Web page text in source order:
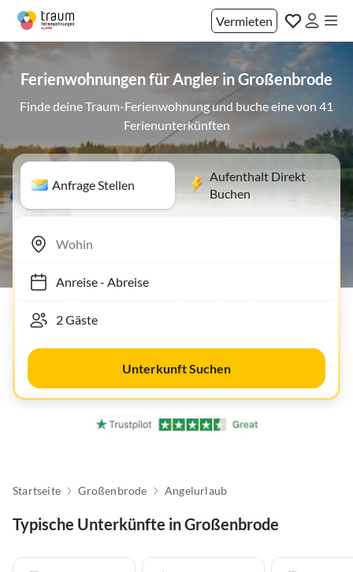
Vermieten
Ferienwohnungen für Angler in Großenbrode
Finde deine Traum-Ferienwohnung und buche eine von 41
Ferienunterkünften
Anfrage Stellen
Aufenthalt Direkt
Buchen
Anreise- Abreise
Unterkunft Suchen
Startseite Großenbrode Angelurlaub
Typische Unterkünfte in Großenbrode